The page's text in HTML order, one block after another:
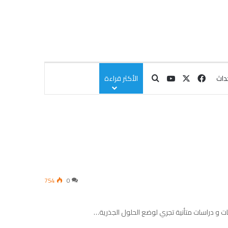
فيسبوك ‫YouTubeبحث عن
الأكثر قراءة
0
754
و دراسات متأنية تجري لوضع الحلول الجذرية…